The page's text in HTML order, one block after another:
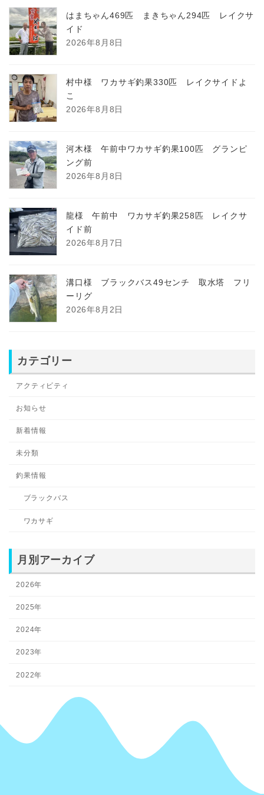
はまちゃん469匹 まきちゃん294匹 レイクサ
イド
2026年8月8日
村中様 ワカサギ釣果330匹 レイクサイドよ
こ
2026年8月8日
河木様 午前中ワカサギ釣果100匹 グランピ
ング前
2026年8月8日
龍様 午前中 ワカサギ釣果258匹 レイクサ
イド前
2026年8月7日
溝口様 ブラックバス49センチ 取水塔 フリ
ーリグ
2026年8月2日
カテゴリー
アクティビティ
お知らせ
新着情報
未分類
釣果情報
ブラックバス
ワカサギ
月別アーカイブ
2026年
2025年
2024年
2023年
2022年